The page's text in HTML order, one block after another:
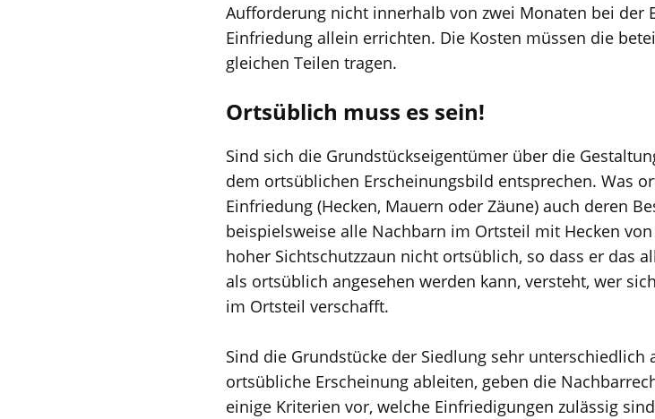
Aufforderung nicht innerhalb von zwei Monaten bei der
Einfriedung allein errichten. Die Kosten müssen die
gleichen Teilen tragen.
Ortsüblich muss es sein!
Sind sich die Grundstückseigentümer über die
dem ortsüblichen Erscheinungsbild entsprechen. Was
Einfriedung (Hecken, Mauern oder Zäune) auch deren
beispielsweise alle Nachbarn im Ortsteil mit Hecken
hoher Sichtschutzzaun nicht ortsüblich, so dass er das
als ortsüblich angesehen werden kann, versteht, wer
im Ortsteil verschafft.
Sind die Grundstücke der Siedlung sehr unterschiedlich
ortsübliche Erscheinung ableiten, geben die
einige Kriterien vor, welche Einfriedigungen zulässig